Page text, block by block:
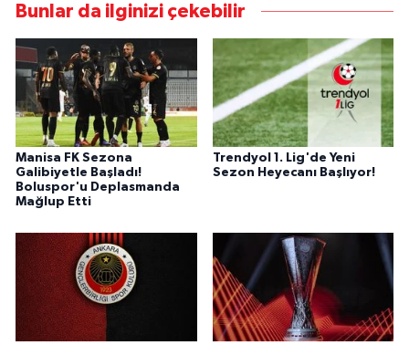
Bunlar da ilginizi çekebilir
Manisa FK Sezona
Galibiyetle Başladı!
Boluspor'u Deplasmanda
Mağlup Etti
Trendyol 1. Lig'de Yeni
Sezon Heyecanı Başlıyor!